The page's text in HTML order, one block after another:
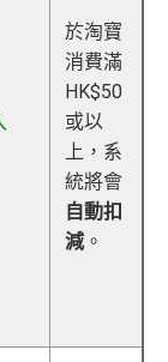
於淘寶
消費滿
HK$50
或以
上，系
統將會
自動扣
減。